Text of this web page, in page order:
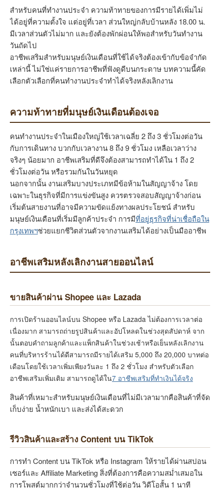
สำหรับคนที่ทำงานประจำ ความท้าทายของการมีรายได้เพิ่มไม่
ได้อยู่ที่ความตั้งใจ แต่อยู่ที่เวลา ส่วนใหญ่กลับบ้านหลัง 18.00 น.
มีเวลาส่วนตัวไม่มาก และยังต้องพักผ่อนให้พอสำหรับวันทำงาน
วันถัดไป
อาชีพเสริมสำหรับมนุษย์เงินเดือนที่ใช้ได้จริงต้องเข้ากับข้อจำกัด
เหล่านี้ ไม่ใช่แค่รายการอาชีพที่ฟังดูดีบนกระดาษ บทความนี้คัด
เลือกตัวเลือกที่คนทำงานประจำทำได้จริงหลังเลิกงาน
ความท้าทายที่มนุษย์เงินเดือนต้องเจอ
คนทำงานประจำในเมืองใหญ่ใช้เวลาเฉลี่ย 2 ถึง 3 ชั่วโมงต่อวัน
กับการเดินทาง บวกกับเวลางาน 8 ถึง 9 ชั่วโมง เหลือเวลาว่าง
จริงๆ น้อยมาก อาชีพเสริมที่ดีจึงต้องสามารถทำได้ใน 1 ถึง 2
ชั่วโมงต่อวัน หรือรวมกันในวันหยุด
นอกจากนั้น งานเสริมบางประเภทมีข้อห้ามในสัญญาจ้าง โดย
เฉพาะในธุรกิจที่มีการแข่งขันสูง ควรตรวจสอบสัญญาจ้างก่อน
เริ่มต้นสายงานที่อาจมีความขัดแย้งทางผลประโยชน์ สำหรับ
มนุษย์เงินเดือนที่เริ่มมีลูกค้าประจำ การมีที่อยู่ธุรกิจที่น่าเชื่อถือใน
กรุงเทพฯช่วยแยกชีวิตส่วนตัวจากงานเสริมได้อย่างเป็นมืออาชีพ
อาชีพเสริมหลังเลิกงานสายออนไลน์
ขายสินค้าผ่าน Shopee และ Lazada
การเปิดร้านออนไลน์บน Shopee หรือ Lazada ไม่ต้องการเวลาต่อ
เนื่องมาก สามารถถ่ายรูปสินค้าและอัปโหลดในช่วงสุดสัปดาห์ จาก
นั้นตอบคำถามลูกค้าและแพ็กสินค้าในช่วงเช้าหรือเย็นหลังเลิกงาน
คนที่บริหารร้านได้ดีสามารถมีรายได้เสริม 5,000 ถึง 20,000 บาทต่อ
เดือนโดยใช้เวลาเพิ่มเพียงวันละ 1 ถึง 2 ชั่วโมง สำหรับตัวเลือก
อาชีพเสริมเพิ่มเติม สามารถดูได้ใน7 อาชีพเสริมที่ทำเงินได้จริง
สินค้าที่เหมาะสำหรับมนุษย์เงินเดือนที่ไม่มีเวลามากคือสินค้าที่จัด
เก็บง่าย น้ำหนักเบา และส่งได้สะดวก
รีวิวสินค้าและสร้าง Content บน TikTok
การทำ Content บน TikTok หรือ Instagram ให้รายได้ผ่านสปอน
เซอร์และ Affiliate Marketing สิ่งที่ต้องการคือความสม่ำเสมอใน
การโพสต์มากกว่าจำนวนชั่วโมงที่ใช้ต่อวัน วิดีโอสั้น 1 นาที